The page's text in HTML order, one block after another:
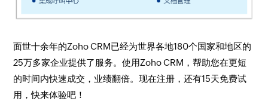
面世十余年的Zoho CRM已经为世界各地180个国家和地区的
25万多家企业提供了服务。使用Zoho CRM，帮助您在更短
的时间内快速成交，业绩翻倍。现在注册，还有15天免费试
用，快来体验吧！